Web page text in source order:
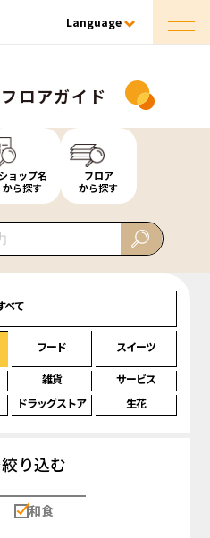
Language
ロアガイド
ショップ名
から探す
フロア
から探す
べて
フード スイーツ
雑貨
サービス
ドラッグストア 生花
り込む
和食